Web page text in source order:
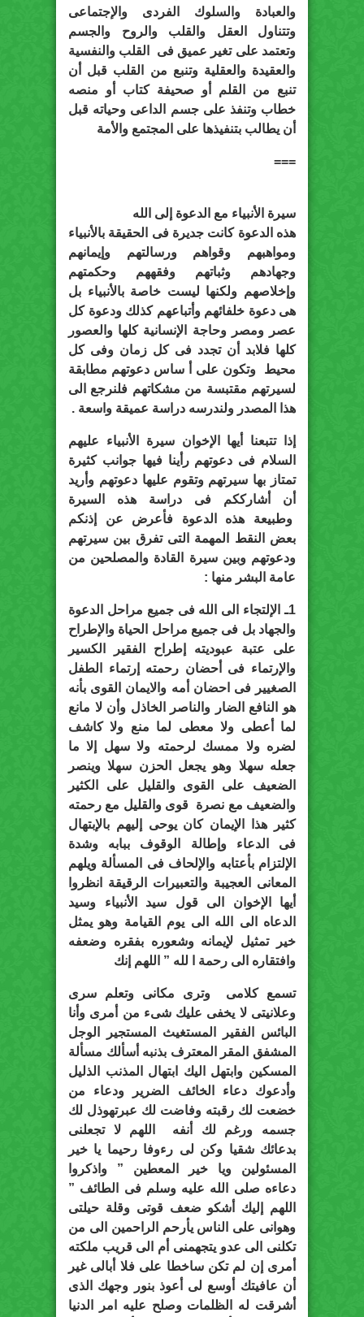
والعبادة والسلوك الفردى والإجتماعى
وتتناول العقل والقلب والروح والجسم
وتعتمد على تغير عميق فى القلب والنفسية
والعقيدة والعقلية وتنبع من القلب قبل أن
تنبع من القلم أو صحيفة كتاب أو منصه
خطاب وتنفذ على جسم الداعى وحياته قبل
أن يطالب بتنفيذها على المجتمع والأمة
===
سيرة الأنبياء مع الدعوة إلى الله
هذه الدعوة كانت جديرة فى الحقيقة بالأنبياء
ومواهبهم وقواهم ورسالتهم وإيمانهم
وجهادهم وثباتهم وفقههم وحكمتهم
وإخلاصهم ولكنها ليست خاصة بالأنبياء بل
هى دعوة خلفائهم وأتباعهم كذلك ودعوة كل
عصر ومصر وحاجة الإنسانية كلها والعصور
كلها فلابد أن تجدد فى كل زمان وفى كل
محيط وتكون على أ ساس دعوتهم مطابقة
لسيرتهم مقتبسة من مشكاتهم فلنرجع الى
هذا المصدر ولندرسه دراسة عميقة واسعة .
إذا تتبعنا أيها الإخوان سيرة الأنبياء عليهم
السلام فى دعوتهم رأينا فيها جوانب كثيرة
تمتاز بها سيرتهم وتقوم عليها دعوتهم وأريد
أن أشارككم فى دراسة هذه السيرة
وطبيعة هذه الدعوة فأعرض عن إذنكم
بعض النقط المهمة التى تفرق بين سيرتهم
ودعوتهم وبين سيرة القادة والمصلحين من
عامة البشر منها :
1ـ الإلتجاء الى الله فى جميع مراحل الدعوة
والجهاد بل فى جميع مراحل الحياة والإطراح
على عتبة عبوديته إطراح الفقير الكسير
والإرتماء فى أحضان رحمته إرتماء الطفل
الصغيير فى احضان أمه والايمان القوى بأنه
هو النافع الضار والناصر الخاذل وأن لا مانع
لما أعطى ولا معطى لما منع ولا كاشف
لضره ولا ممسك لرحمته ولا سهل إلا ما
جعله سهلا وهو يجعل الحزن سهلا وينصر
الضعيف على القوى والقليل على الكثير
والضعيف مع نصرة قوى والقليل مع رحمته
كثير هذا الإيمان كان يوحى إليهم بالإبتهال
فى الدعاء وإطالة الوقوف ببابه وشدة
الإلتزام بأعتابه والإلحاف فى المسألة ويلهم
المعانى العجيبة والتعبيرات الرقيقة انظروا
أيها الإخوان الى قول سيد الأنبياء وسيد
الدعاه الى الله الى يوم القيامة وهو يمثل
خير تمثيل لإيمانه وشعوره بفقره وضعفه
وافتقاره الى رحمة ا لله ” اللهم إنك
تسمع كلامى وترى مكانى وتعلم سرى
وعلانيتى لا يخفى عليك شىء من أمرى وأنا
البائس الفقير المستغيث المستجير الوجل
المشفق المقر المعترف بذنبه أسألك مسألة
المسكين وابتهل اليك ابتهال المذنب الذليل
وأدعوك دعاء الخائف الضرير ودعاء من
خضعت لك رقبته وفاضت لك عبرتهوذل لك
جسمه ورغم لك أنفه اللهم لا تجعلنى
بدعائك شقيا وكن لى رءوفا رحيما يا خير
المسئولين ويا خير المعطين ” واذكروا
دعاءه صلى الله عليه وسلم فى الطائف ”
اللهم إليك أشكو ضعف قوتى وقلة حيلتى
وهوانى على الناس يأرحم الراحمين الى من
تكلنى الى عدو يتجهمنى أم الى قريب ملكته
أمرى إن لم تكن ساخطا على فلا أبالى غير
أن عافيتك أوسع لى أعوذ بنور وجهك الذى
أشرقت له الظلمات وصلح عليه امر الدنيا